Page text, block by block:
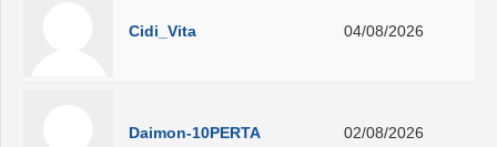
Cidi_Vita 04/08/2026
Daimon-10PERTA 02/08/2026